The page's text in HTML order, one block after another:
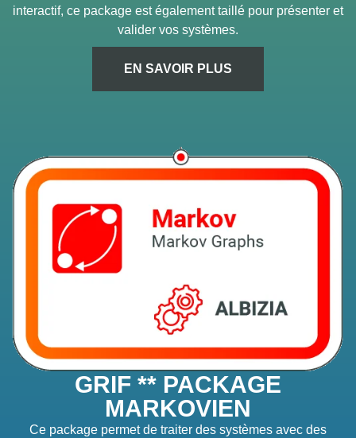
interactif, ce package est également taillé pour présenter et
valider vos systèmes.
EN SAVOIR PLUS
GRIF ** PACKAGE
MARKOVIEN
Ce package permet de traiter des systèmes avec des